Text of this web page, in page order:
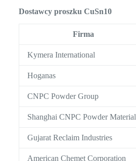
Dostawcy proszku CuSn10
Firma
Kymera International
Hoganas
CNPC Powder Group
Shanghai CNPC Powder Material
Gujarat Reclaim Industries
American Chemet Corporation